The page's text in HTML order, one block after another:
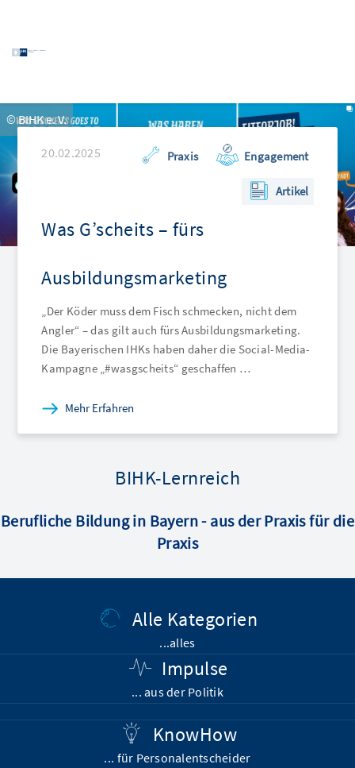
© ismagilov
29.01.2025 Praxis Engagement
Artikel
Wenn Azubis KI entdecken …
Ausbildenden davon. Das ist jedenfalls das Ziel des
funktioniert es …
Mehr Erfahren
BIHK-Lernreich
Berufliche Bildung in Bayern - aus der Praxis für die
Praxis
Alle Kategorien
...alles
Impulse
... aus der Politik
KnowHow
... für Personalentscheider